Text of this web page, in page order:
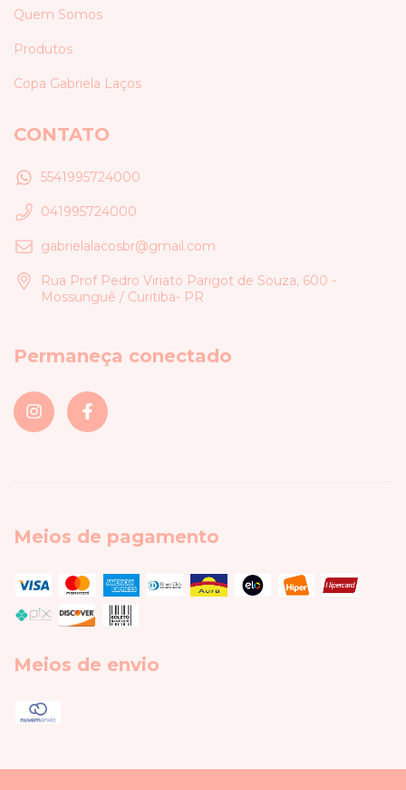
Quem Somos
Produtos
Copa Gabriela Laços
CONTATO
5541995724000
041995724000
gabrielalacosbr@gmail.com
Rua Prof Pedro Viriato Parigot de Souza, 600 -
Mossunguê / Curitiba- PR
Permaneça conectado
Meios de pagamento
Meios de envio